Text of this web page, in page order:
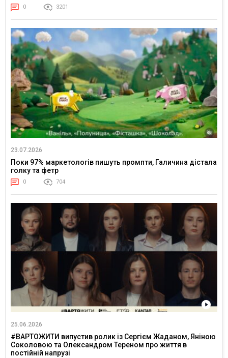
0 3201
23.07.2026
Поки 97% маркетологів пишуть промпти, Галичина дістала
голку та фетр
0 704
25.06.2026
#ВАРТОЖИТИ випустив ролик із Сергієм Жаданом, Яніною
Соколовою та Олександром Тереном про життя в
постійній напрузі